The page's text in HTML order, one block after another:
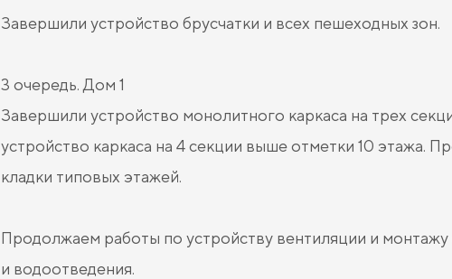
Завершили устройство брусчатки и всех пешеходных зон.
3 очередь. Дом 1
Завершили устройство монолитного каркаса на трех
устройство каркаса на 4 секции выше отметки 10 этажа.
кладки типовых этажей.
Продолжаем работы по устройству вентиляции и
и водоотведения.